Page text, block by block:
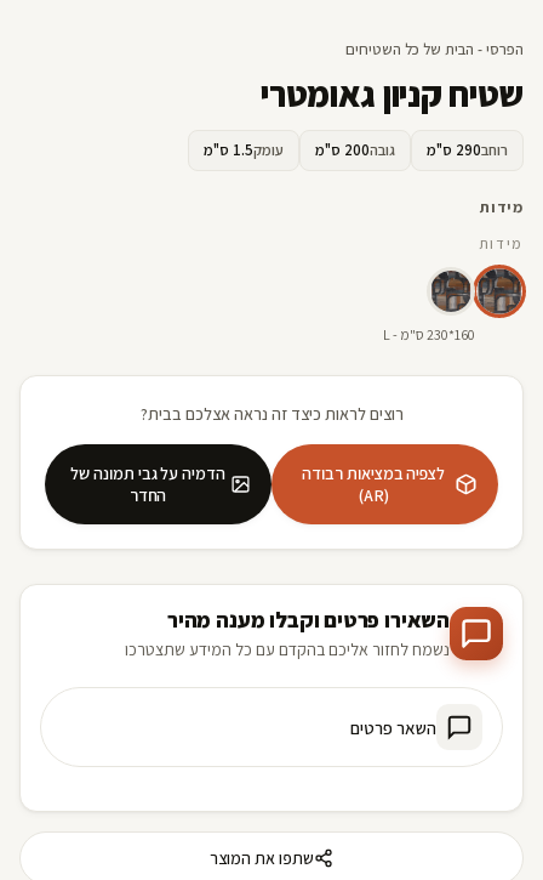
הפרסי - הבית של כל השטיחים
שטיח קניון גאומטרי
רוחב290 ס"מ גובה200 ס"מ עומק1.5 ס"מ
מידות
מידות
160*230 ס"מ - L
רוצים לראות כיצד זה נראה אצלכם בבית?
לצפיה במציאות רבודה
(AR)
הדמיה על גבי תמונה של
החדר
השאירו פרטים וקבלו מענה מהיר
נשמח לחזור אליכם בהקדם עם כל המידע שתצטרכו
השאר פרטים
שתפו את המוצר